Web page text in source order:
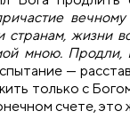
странам, жизни
мною. Продли,
—
только с
счете,